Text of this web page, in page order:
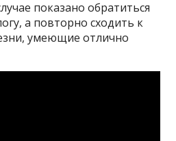
показано обратиться
а повторно сходить к
умеющие отлично